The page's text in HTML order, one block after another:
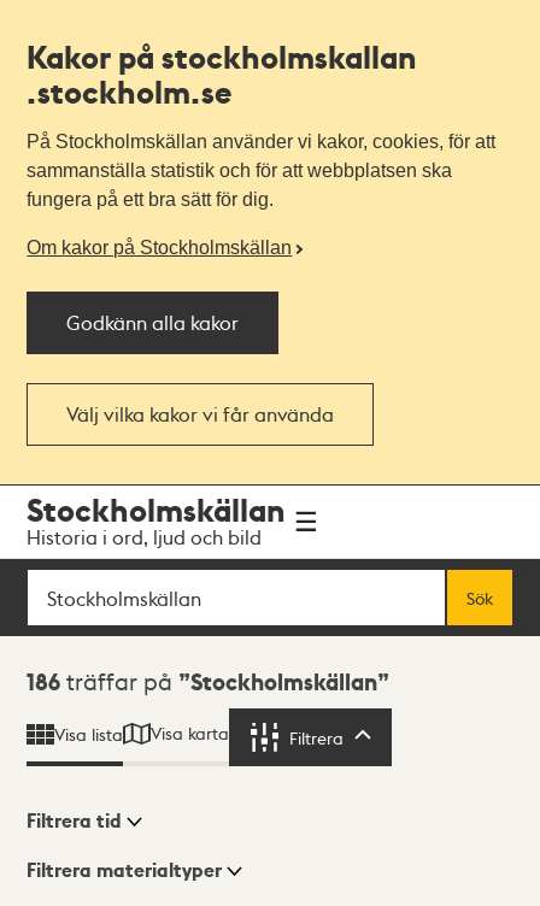
Kakor på stockholmskallan
.stockholm.se
På Stockholmskällan använder vi kakor, cookies, för att
sammanställa statistik och för att webbplatsen ska
fungera på ett bra sätt för dig.
Om kakor på Stockholmskällan
Godkänn alla kakor
Välj vilka kakor vi får använda
navigationen
huvudinnehållet
Stockholmskällan
Historia i ord, ljud och bild
Sök
Sök
Sökresultat
186 träffar på Stockholmskällan
Visa lista Visa karta Filtrera
Visningsläge
Filtrera tid
Filtrera materialtyper